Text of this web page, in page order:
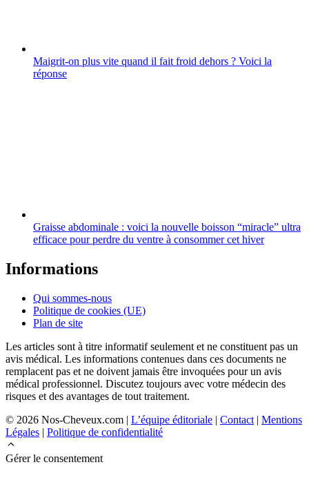
Maigrit-on plus vite quand il fait froid dehors ? Voici la
réponse
Graisse abdominale : voici la nouvelle boisson “miracle” ultra
efficace pour perdre du ventre à consommer cet hiver
Informations
Qui sommes-nous
Politique de cookies (UE)
Plan de site
Les articles sont à titre informatif seulement et ne constituent pas un
avis médical. Les informations contenues dans ces documents ne
remplacent pas et ne doivent jamais être invoquées pour un avis
médical professionnel. Discutez toujours avec votre médecin des
risques et des avantages de tout traitement.
© 2026 Nos-Cheveux.com | L’équipe éditoriale | Contact | Mentions
Légales | Politique de confidentialité
Gérer le consentement